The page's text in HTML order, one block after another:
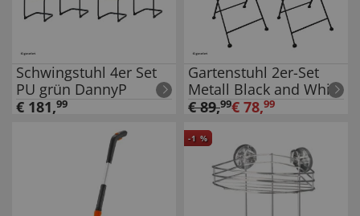
Schwingstuhl 4er Set
PU grün DannyP
€ 181,99
Gartenstuhl 2er-Set
Metall Black and White
€89,99€ 78,99
-1 %